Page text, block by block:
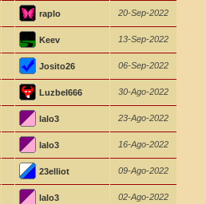
raplo 20-Sep-2022
Keev 13-Sep-2022
Josito26 06-Sep-2022
Luzbel666 30-Ago-2022
lalo3 23-Ago-2022
lalo3 16-Ago-2022
23elliot 09-Ago-2022
lalo3 02-Ago-2022